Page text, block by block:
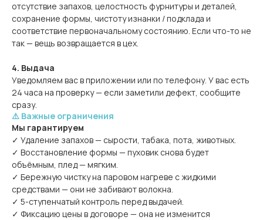
отсутствие запахов, целостность фурнитуры и деталей,
сохранение формы, чистоту изнанки / подклада и
соответствие первоначальному состоянию. Если что-то не
так — вещь возвращается в цех.
4. Выдача
Уведомляем вас в приложении или по телефону. У вас есть
24 часа на проверку — если заметили дефект, сообщите
сразу.
⚠️ Важные ограничения
Мы гарантируем
✓ Удаление запахов — сырости, табака, пота, животных.
✓ Восстановление формы — пуховик снова будет
объёмным, плед — мягким.
✓ Бережную чистку на паровом нагреве с жидкими
средствами — они не забивают волокна.
✓ 5-ступенчатый контроль перед выдачей.
✓ Фиксацию цены в договоре — она не изменится